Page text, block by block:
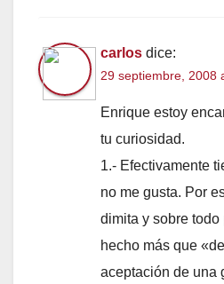
carlos dice:
29 septiembre, 2008
Enrique estoy
tu curiosidad.
1.- Efectivamente
no me gusta. Por
dimita y sobre todo
hecho más que
aceptación de una